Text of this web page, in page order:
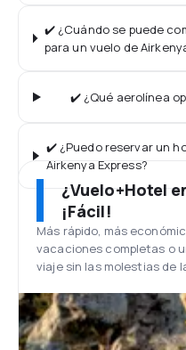
✔️ ¿Cuándo se puede
para un vuelo de
✔️ ¿Qué aerolínea
✔️ ¿Puedo reservar un
Airkenya Express?
¿Vuelo+Hotel
¡Fácil!
Más rápido, más
vacaciones completas o
viaje sin las molestias de